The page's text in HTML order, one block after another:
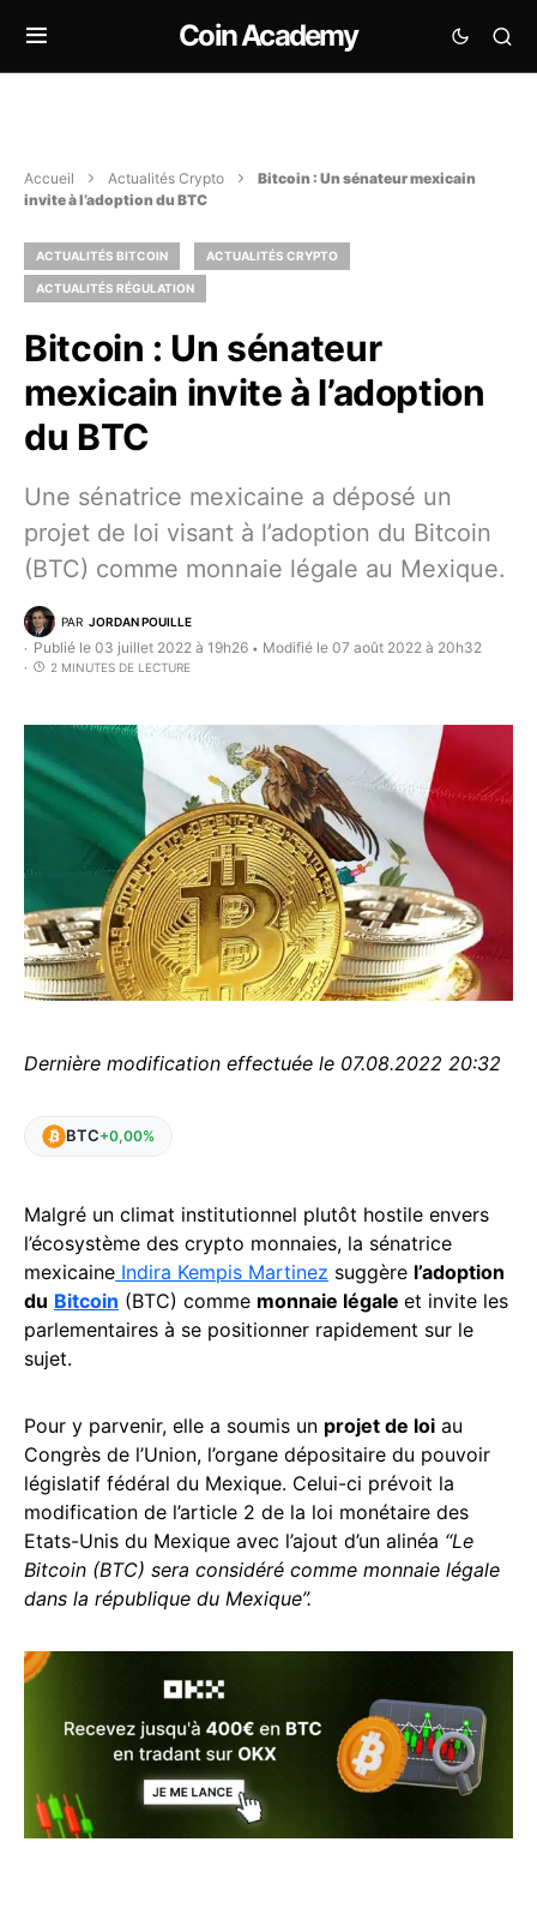
Coin Academy
Accueil Actualités Crypto
Bitcoin : Un sénateur mexicain
invite à l’adoption du BTC
ACTUALITÉS BITCOIN ACTUALITÉS CRYPTO
ACTUALITÉS RÉGULATION
Bitcoin : Un sénateur
mexicain invite à l’adoption
du BTC
Une sénatrice mexicaine a déposé un
projet de loi visant à l’adoption du Bitcoin
(BTC) comme monnaie légale au Mexique.
PAR JORDAN POUILLE
Publié le 03 juillet 2022 à 19h26 • Modifié le 07 août 2022 à 20h32
2 MINUTES DE LECTURE
Dernière modification effectuée le 07.08.2022 20:32
BTC+0,00%
Malgré un climat institutionnel plutôt hostile envers
l’écosystème des crypto monnaies, la sénatrice
mexicaine Indira Kempis Martinez suggère l’adoption
du Bitcoin (BTC) comme monnaie légale et invite les
parlementaires à se positionner rapidement sur le
sujet.
Pour y parvenir, elle a soumis un projet de loi au
Congrès de l’Union, l’organe dépositaire du pouvoir
législatif fédéral du Mexique. Celui-ci prévoit la
modification de l’article 2 de la loi monétaire des
Etats-Unis du Mexique avec l’ajout d’un alinéa “Le
Bitcoin (BTC) sera considéré comme monnaie légale
dans la république du Mexique”.